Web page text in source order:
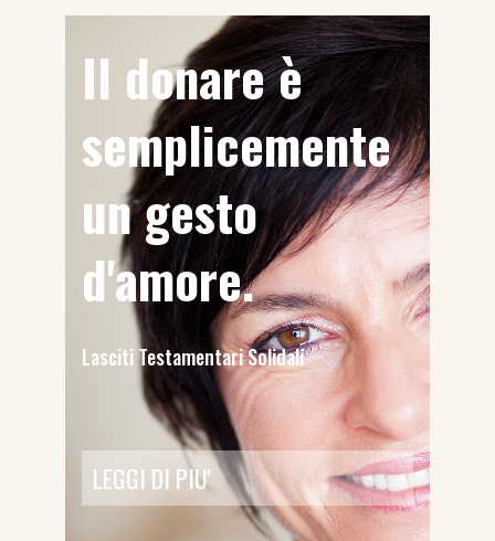
Il donare è
semplicemente
un gesto
d'amore.
Lasciti Testamentari Solidali
LEGGI DI PIU'